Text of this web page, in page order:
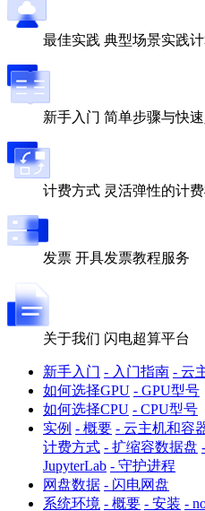
最佳实践 典型场景实践
新手入门 简单步骤与快
计费方式 灵活弹性的计
发票 开具发票教程服务
关于我们 闪电超算平台
新手入门 - 入门指南 - 云
如何选择GPU - GPU型号
如何选择CPU - CPU型号
实例 - 概要 - 云主机和容
计费方式 - 扩缩容数据盘
JupyterLab - 守护进程
网盘数据 - 闪电网盘
系统环境 - 概要 - 安装 -